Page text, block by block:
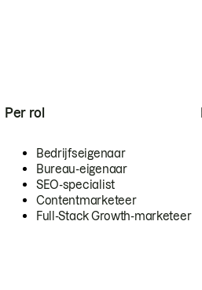
Per rol
Bedrijfseigenaar
Bureau-eigenaar
SEO-specialist
Contentmarketeer
Full-Stack Growth-marketeer